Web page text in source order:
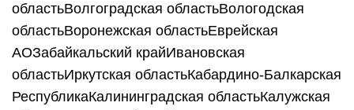
областьВолгоградская областьВологодская
областьВоронежская областьЕврейская
АОЗабайкальский крайИвановская
областьИркутская областьКабардино-Балкарская
РеспубликаКалининградская областьКалужская